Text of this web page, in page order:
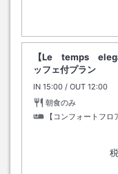
【Le temps
ッフェ付プラン
IN チェックイン
15:00 / OUT チェック
12:00
朝食のみ
【コンフォートフ